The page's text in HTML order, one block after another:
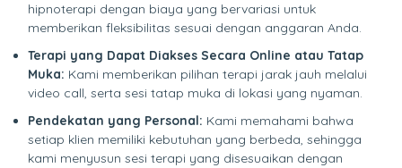
hipnoterapi dengan biaya yang bervariasi untuk
memberikan fleksibilitas sesuai dengan anggaran Anda.
Terapi yang Dapat Diakses Secara Online atau Tatap
Muka: Kami memberikan pilihan terapi jarak jauh melalui
video call, serta sesi tatap muka di lokasi yang nyaman.
Pendekatan yang Personal: Kami memahami bahwa
setiap klien memiliki kebutuhan yang berbeda, sehingga
kami menyusun sesi terapi yang disesuaikan dengan